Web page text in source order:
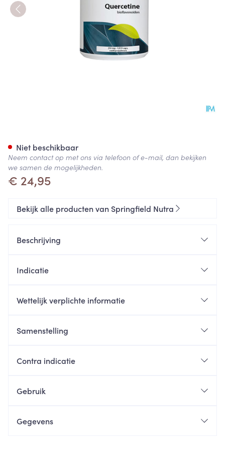
€ 24,95
Niet beschikbaar
Neem contact op met ons via telefoon of e-mail, dan bekijken
we samen de mogelijkheden.
Bekijk alle producten van Springfield Nutra
Beschrijving
Indicatie
Wettelijk verplichte informatie
Samenstelling
Contra indicatie
Gebruik
Gegevens